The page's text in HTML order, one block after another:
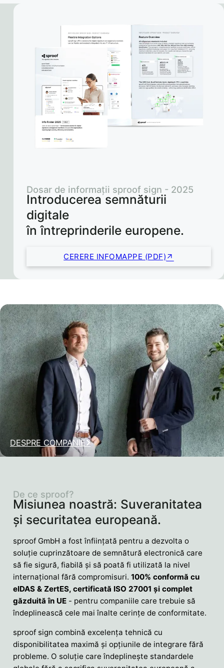
Introducerea semnăturii
digitale
în întreprinderile europene.
Dosar de informații sproof sign - 2025
CERERE INFOMAPPE (PDF)
DESPRE COMPANIE
Misiunea noastră: Suveranitatea
și securitatea europeană.
De ce sproof?
sproof GmbH a fost înființată pentru a dezvolta o
soluție cuprinzătoare de semnătură electronică care
să fie sigură, fiabilă și să poată fi utilizată la nivel
internațional fără compromisuri.100% conformă cu
eIDAS & ZertES, certificată ISO 27001 și complet
găzduită în UE - pentru companiile care trebuie să
îndeplinească cele mai înalte cerințe de conformitate.
sproof sign combină excelența tehnică cu
disponibilitatea maximă și opțiunile de integrare fără
probleme. O soluție care îndeplinește standardele